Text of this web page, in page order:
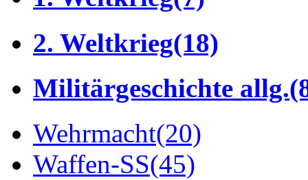
2. Weltkrieg(18)
Militärgeschichte allg.
Wehrmacht(20)
Waffen-SS(45)